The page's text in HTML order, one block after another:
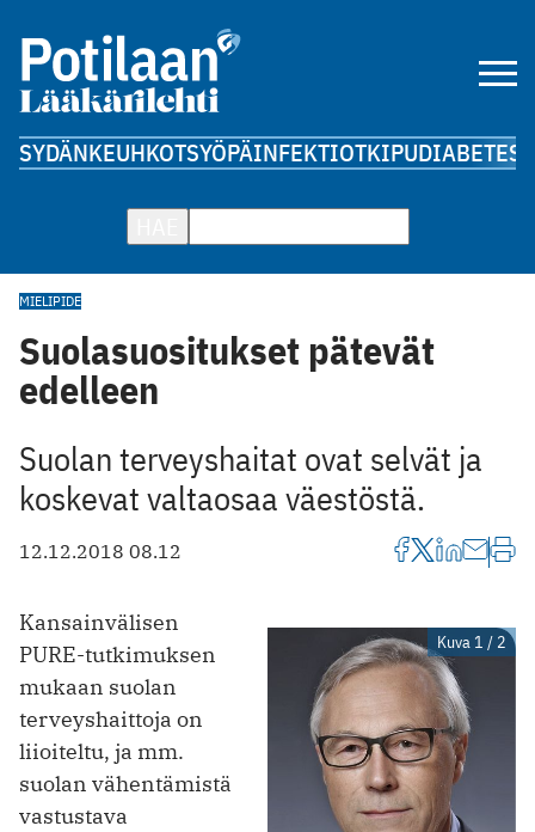
SYDÄNKEUHKOTSYÖPÄINFEKTIOTKIPUDIABETES
MIELIPIDE
Suolasuositukset pätevät
edelleen
Suolan terveyshaitat ovat selvät ja
koskevat valtaosaa väestöstä.
12.12.2018 08.12
Kuva 1 / 2
Kansainvälisen
PURE-tutkimuksen
mukaan suolan
terveyshaittoja on
liioiteltu, ja mm.
suolan vähentämistä
vastustava